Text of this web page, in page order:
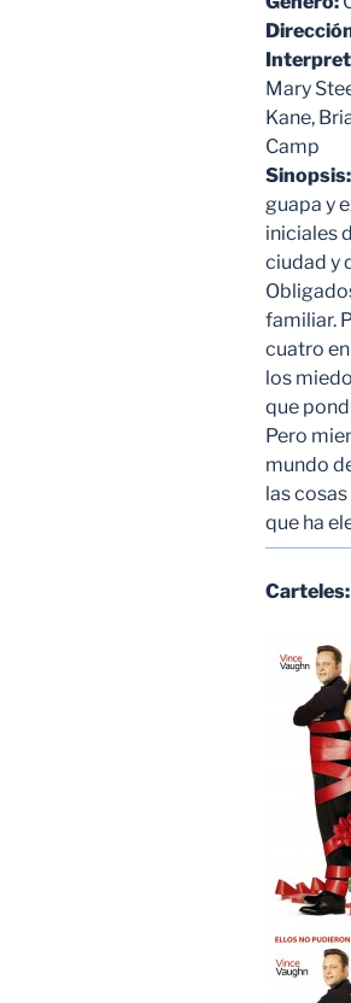
Mary
Kane,
Camp
Sinopsis:
guapa y
iniciales
ciudad y
familiar.
cuatro
los
que
Pero
mundo
las
que ha
Carteles: